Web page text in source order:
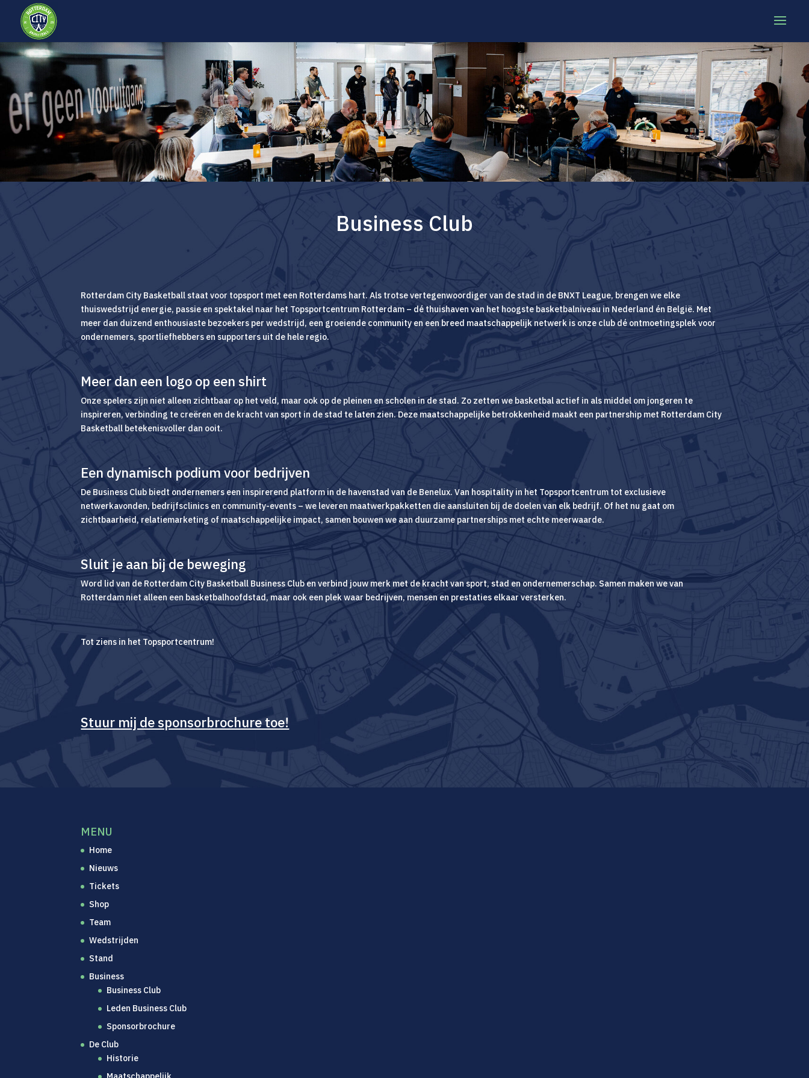
Business Club
Rotterdam City Basketball staat voor topsport met een Rotterdams hart. Als trotse vertegenwoordiger van de stad in de BNXT League, brengen we elke
thuiswedstrijd energie, passie en spektakel naar het Topsportcentrum Rotterdam – dé thuishaven van het hoogste basketbalniveau in Nederland én België. Met
meer dan duizend enthousiaste bezoekers per wedstrijd, een groeiende community en een breed maatschappelijk netwerk is onze club dé ontmoetingsplek voor
ondernemers, sportliefhebbers en supporters uit de hele regio.
Meer dan een logo op een shirt
Onze spelers zijn niet alleen zichtbaar op het veld, maar ook op de pleinen en scholen in de stad. Zo zetten we basketbal actief in als middel om jongeren te
inspireren, verbinding te creëren en de kracht van sport in de stad te laten zien. Deze maatschappelijke betrokkenheid maakt een partnership met Rotterdam City
Basketball betekenisvoller dan ooit.
Een dynamisch podium voor bedrijven
De Business Club biedt ondernemers een inspirerend platform in de havenstad van de Benelux. Van hospitality in het Topsportcentrum tot exclusieve
netwerkavonden, bedrijfsclinics en community-events – we leveren maatwerkpakketten die aansluiten bij de doelen van elk bedrijf. Of het nu gaat om
zichtbaarheid, relatiemarketing of maatschappelijke impact, samen bouwen we aan duurzame partnerships met echte meerwaarde.
Sluit je aan bij de beweging
Word lid van de Rotterdam City Basketball Business Club en verbind jouw merk met de kracht van sport, stad en ondernemerschap. Samen maken we van
Rotterdam niet alleen een basketbalhoofdstad, maar ook een plek waar bedrijven, mensen en prestaties elkaar versterken.
Tot ziens in het Topsportcentrum!
Stuur mij de sponsorbrochure toe!
MENU
Home
Nieuws
Tickets
Shop
Team
Wedstrijden
Stand
Business
Business Club
Leden Business Club
Sponsorbrochure
De Club
Historie